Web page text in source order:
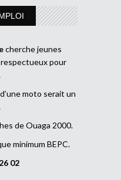
cherche jeunes
pour
moto serait un
de Ouaga 2000.
minimum BEPC.
02